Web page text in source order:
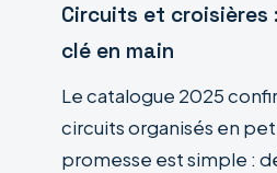
Circuits et croisières
clé en main
Le catalogue 2025
circuits organisés en
promesse est simple :